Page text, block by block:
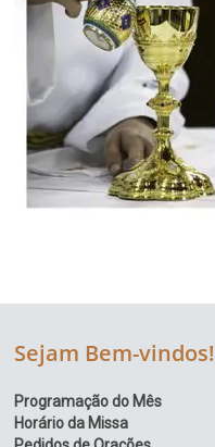
Sejam Bem-vindos!
Programação do Mês
Horário da Missa